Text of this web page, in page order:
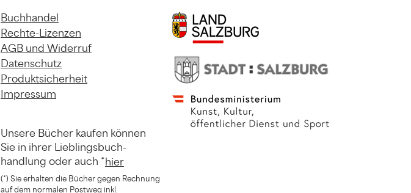
Buchhandel
Rechte-Lizenzen
AGB und Widerruf
Datenschutz
Produktsicherheit
Impressum
Unsere Bücher kaufen können
Sie in ihrer Lieblingsbuch-
handlung oder auch *hier
(*) Sie erhalten die Bücher gegen Rechnung
auf dem normalen Postweg inkl.